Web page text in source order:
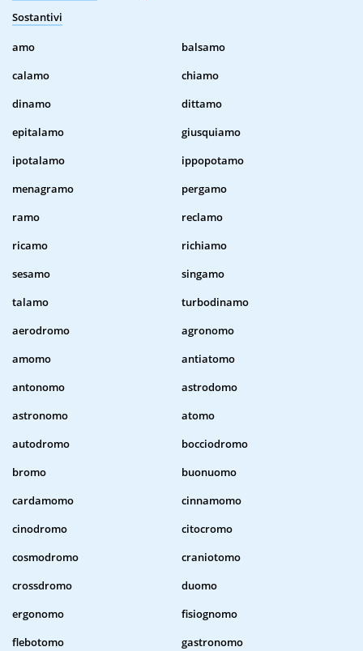
Sostantivi
amo
balsamo
calamo
chiamo
dinamo
dittamo
epitalamo
giusquiamo
ipotalamo
ippopotamo
menagramo
pergamo
ramo
reclamo
ricamo
richiamo
sesamo
singamo
talamo
turbodinamo
aerodromo
agronomo
amomo
antiatomo
antonomo
astrodomo
astronomo
atomo
autodromo
bocciodromo
bromo
buonuomo
cardamomo
cinnamomo
cinodromo
citocromo
cosmodromo
craniotomo
crossdromo
duomo
ergonomo
fisiognomo
flebotomo
gastronomo